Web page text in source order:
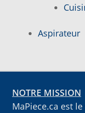
Nos promotions
Notre objectif
Pour quel type
Aspirateur
NOTRE MISSION
MaPiece.ca est